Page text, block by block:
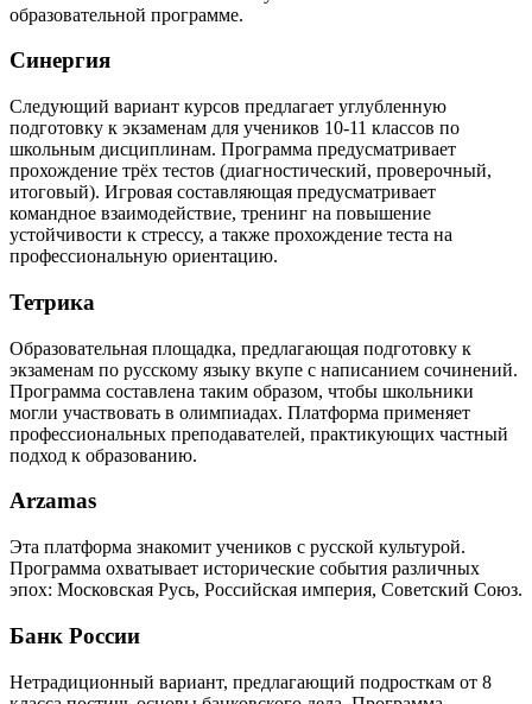
образовательной программе.
Синергия
Следующий вариант курсов предлагает углубленную
подготовку к экзаменам для учеников 10-11 классов по
школьным дисциплинам. Программа предусматривает
прохождение трёх тестов (диагностический, проверочный,
итоговый). Игровая составляющая предусматривает
командное взаимодействие, тренинг на повышение
устойчивости к стрессу, а также прохождение теста на
профессиональную ориентацию.
Тетрика
Образовательная площадка, предлагающая подготовку к
экзаменам по русскому языку вкупе с написанием сочинений.
Программа составлена таким образом, чтобы школьники
могли участвовать в олимпиадах. Платформа применяет
профессиональных преподавателей, практикующих частный
подход к образованию.
Arzamas
Эта платформа знакомит учеников с русской культурой.
Программа охватывает исторические события различных
эпох: Московская Русь, Российская империя, Советский Союз.
Банк России
Нетрадиционный вариант, предлагающий подросткам от 8